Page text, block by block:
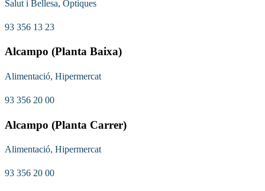
Salut i Bellesa, Òptiques
93 356 13 23
Alcampo (Planta Baixa)
Alimentació, Hipermercat
93 356 20 00
Alcampo (Planta Carrer)
Alimentació, Hipermercat
93 356 20 00